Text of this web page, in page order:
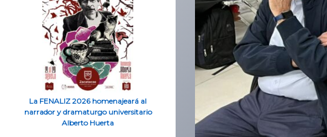
La FENALIZ 2026 homenajeará al
narrador y dramaturgo universitario
Alberto Huerta